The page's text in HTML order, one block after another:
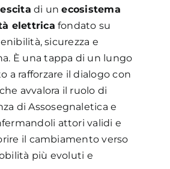
di unecosistema
elettrica fondato su
sicurezza e
È una tappa di un lungo
a rafforzare il dialogo con
avvalora il ruolo di
di Assosegnaletica e
attori validi e
il cambiamento verso
più evoluti e